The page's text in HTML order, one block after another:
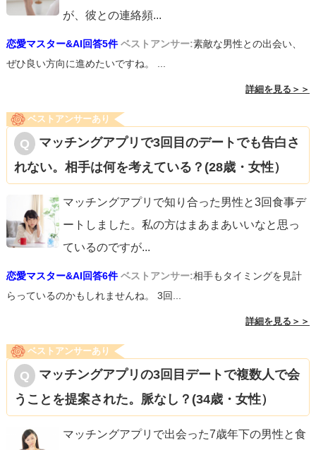
が、彼との連絡頻...
恋愛マスター&AI回答5件 ベストアンサー:素敵な男性との出会い、
ぜひ良い方向に進めたいですね。 ...
詳細を見る＞＞
ベストアンサーあり
マッチングアプリで3回目のデートでも告白さ
れない。相手は何を考えている？(28歳・女性）
マッチングアプリで知り合った男性と3回食事デ
ートしました。私の方はまあまあいいなと思っ
ているのですが...
恋愛マスター&AI回答6件 ベストアンサー:相手もタイミングを見計
らっているのかもしれませんね。 3回...
詳細を見る＞＞
ベストアンサーあり
マッチングアプリの3回目デートで複数人で会
うことを提案された。脈なし？(34歳・女性）
マッチングアプリで出会った7歳年下の男性と食